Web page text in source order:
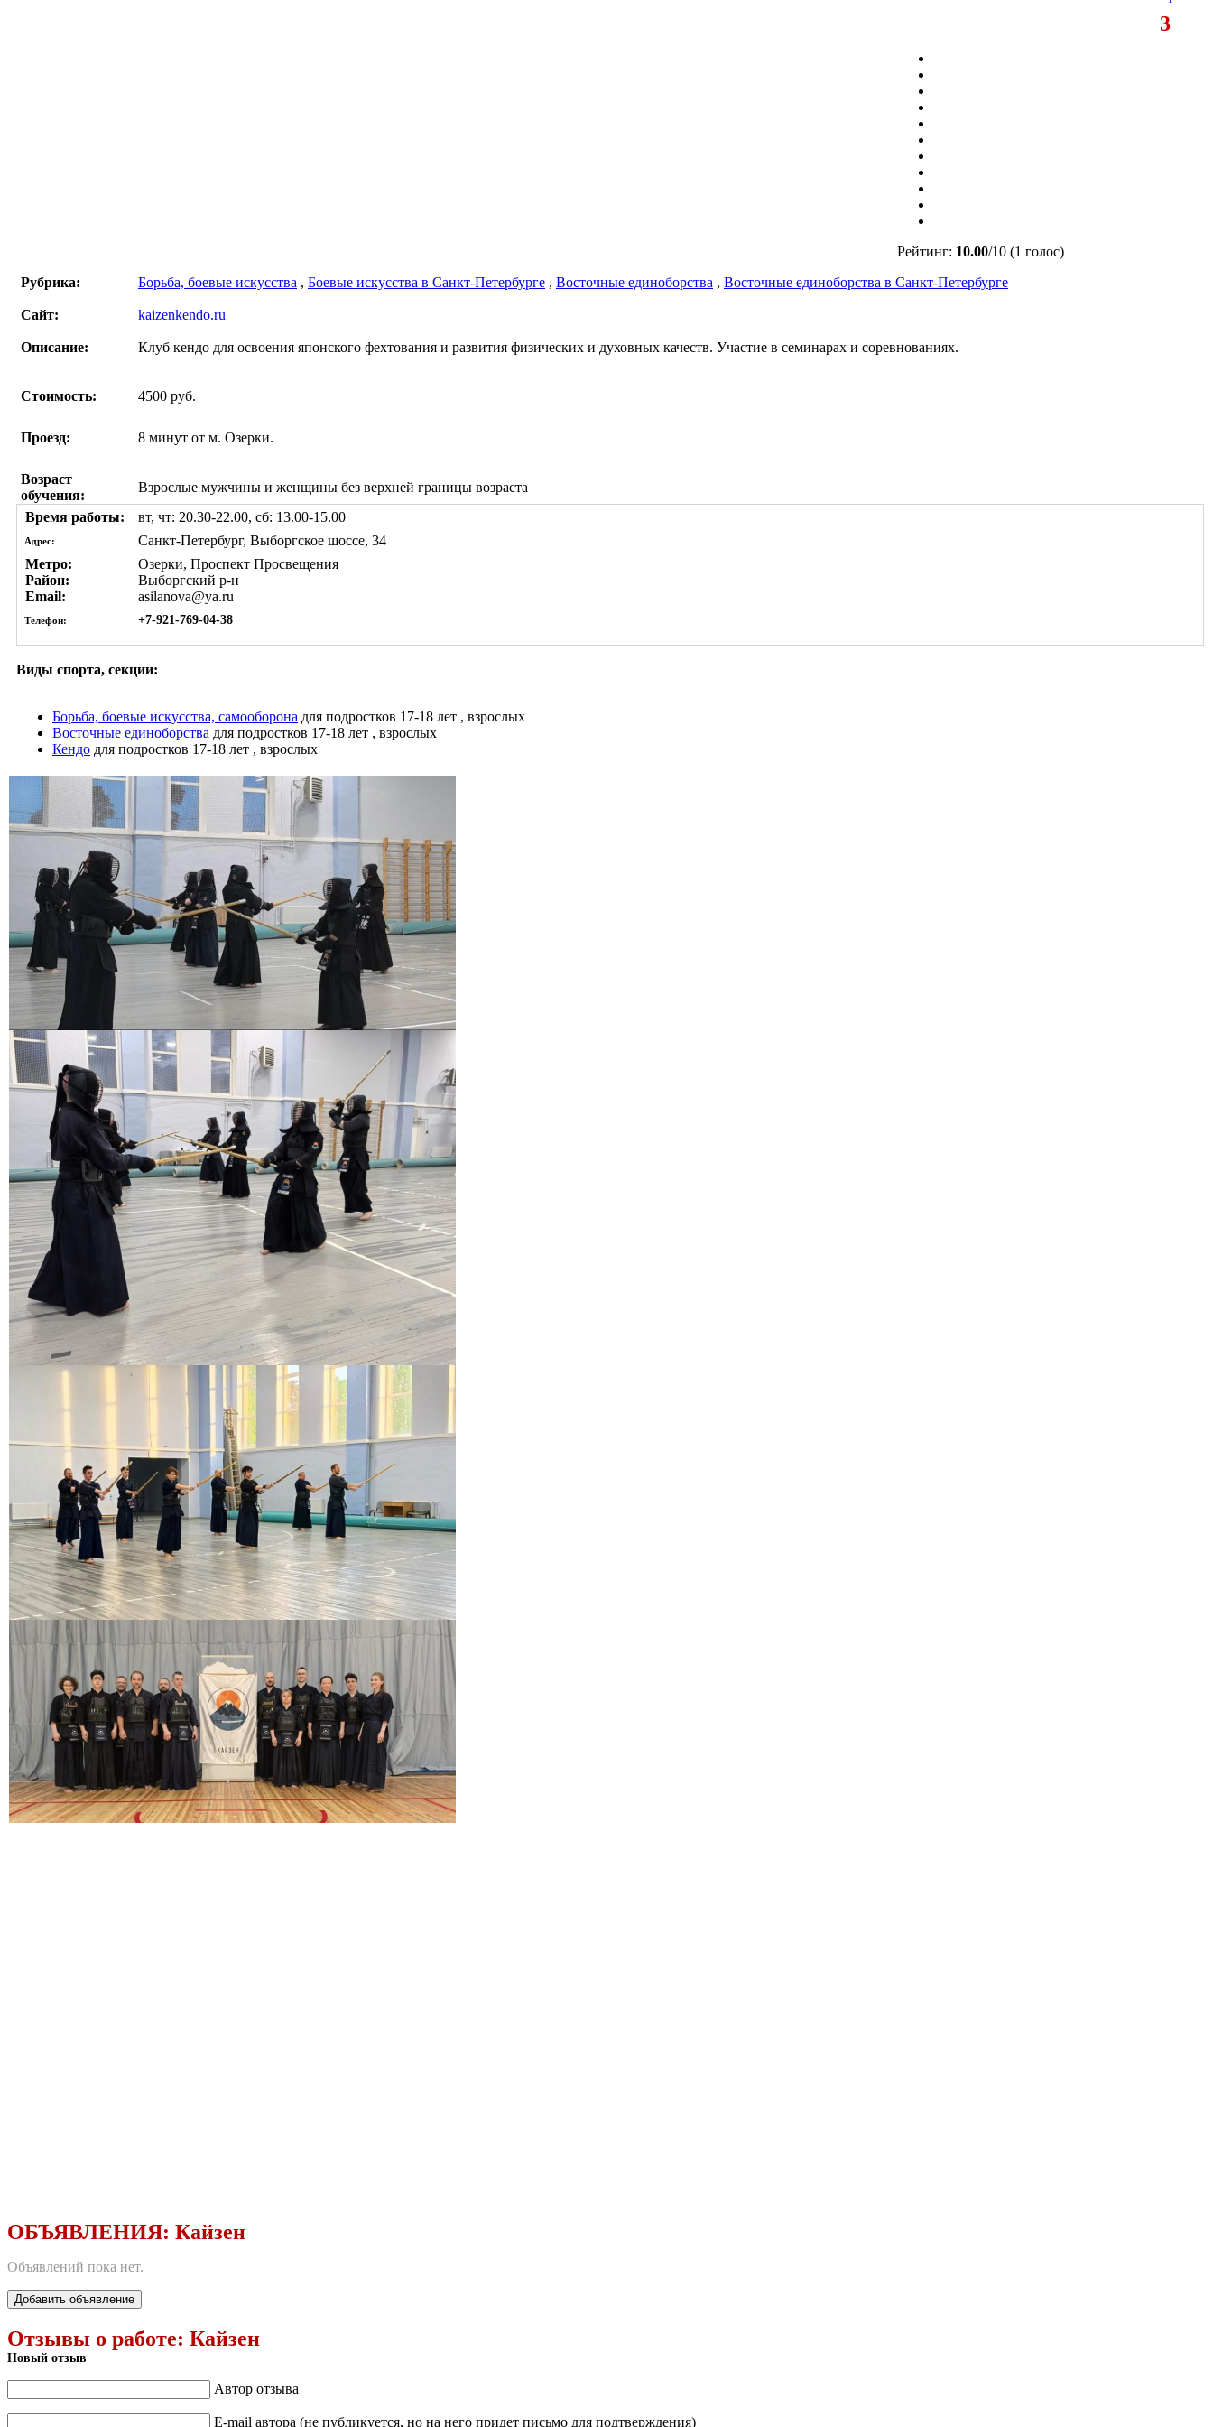
3
Рейтинг: 10.00/10 (1 голос)
Рубрика:
Борьба, боевые искусства , Боевые искусства в Санкт-Петербурге , Восточные единоборства , Восточные единоборства в Санкт-Петербурге
Сайт: kaizenkendo.ru
Описание: Клуб кендо для освоения японского фехтования и развития физических и духовных качеств. Участие в семинарах и соревнованиях.
Стоимость: 4500 руб.
Проезд: 8 минут от м. Озерки.
Возраст
обучения:
Взрослые мужчины и женщины без верхней границы возраста
Время работы:
вт, чт: 20.30-22.00, сб: 13.00-15.00
Адрес:
Санкт-Петербург, Выборгское шоссе, 34
Метро:
Озерки, Проспект Просвещения
Район:
Выборгский р-н
Email:
asilanova@ya.ru
Телефон: +7-921-769-04-38
Виды спорта, секции:
Борьба, боевые искусства, самооборона для подростков 17-18 лет , взрослых
Восточные единоборства для подростков 17-18 лет , взрослых
Кендо для подростков 17-18 лет , взрослых
ОБЪЯВЛЕНИЯ: Кайзен
Объявлений пока нет.
Добавить объявление
Отзывы о работе: Кайзен
Новый отзыв
Автор отзыва
E-mail автора (не публикуется, но на него придет письмо для подтверждения)